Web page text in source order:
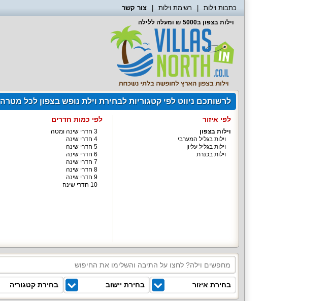
כתבות וילות רשימת וילות צור קשר
וילות בצפון ב5000 ₪ ומעלה ללילה
לרשותכם ניווט לפי קטגוריות לבחירת וילת נופש בצפון לכל מטרה
לפי איזור
וילות בצפון
וילות בגליל המערבי
וילות בגליל עליון
וילות בכנרת
לפי כמות חדרים
3 חדרי שינה ומטה
4 חדרי שינה
5 חדרי שינה
6 חדרי שינה
7 חדרי שינה
8 חדרי שינה
9 חדרי שינה
10 חדרי שינה
בחירת איזור בחירת יישוב בחירת קטגוריה